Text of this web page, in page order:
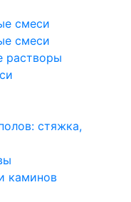
смеси
смеси
растворы
стяжка,
каминов